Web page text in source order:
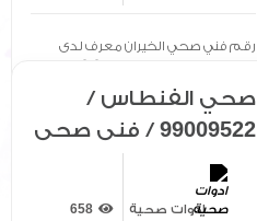
رقم فني صحي الخيران معرف لدى
الجميع بتوفير سيارة مجهزة[ .. ]
صحي الفنطاس /
99009522 / فني صحي
/ سباك / ادوات صحية /
رقم صحي الفنطاس
ادوات صحية